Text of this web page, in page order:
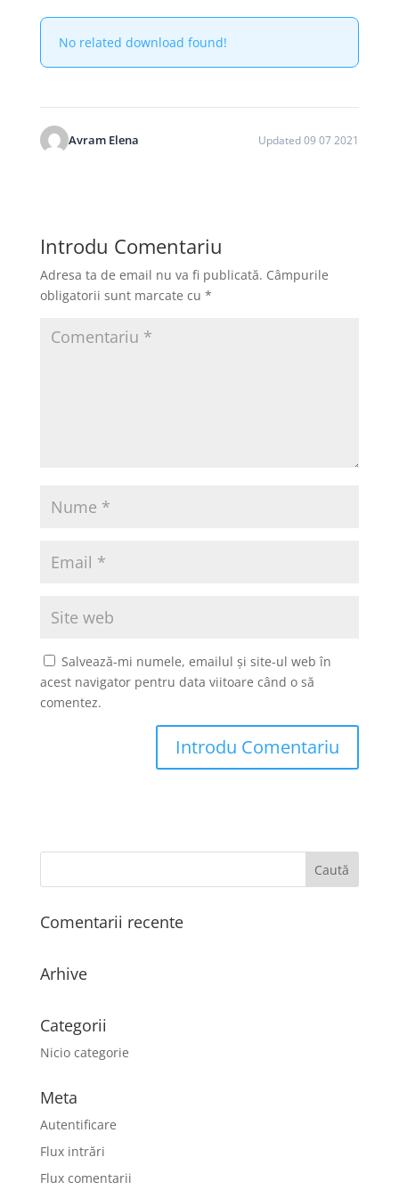
No related download found!
Avram Elena Updated 09 07 2021
Introdu Comentariu
Adresa ta de email nu va fi publicată. Câmpurile
obligatorii sunt marcate cu *
Salvează-mi numele, emailul și site-ul web în
acest navigator pentru data viitoare când o să
comentez.
Comentarii recente
Arhive
Categorii
Nicio categorie
Meta
Autentificare
Flux intrări
Flux comentarii